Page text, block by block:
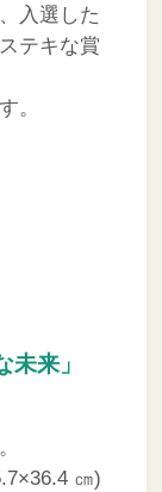
入選した
テキな賞
。
来」
㎝)